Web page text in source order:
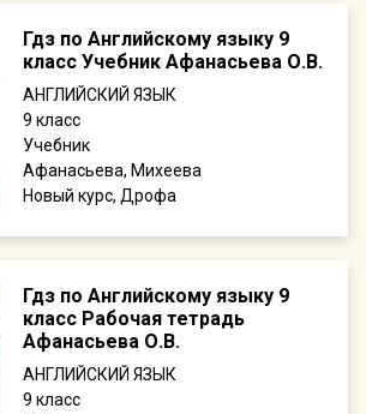
Гдз по Английскому языку 9
класс Учебник Афанасьева О.В.
АНГЛИЙСКИЙ ЯЗЫК
9
Учебник
Афанасьева, Михеева
Новый курс, Дрофа
Гдз по Английскому языку 9
класс Рабочая тетрадь
Афанасьева О.В.
АНГЛИЙСКИЙ ЯЗЫК
9